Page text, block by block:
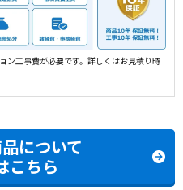
ン工事費が必要です。詳しくはお見積り時
について
こちら